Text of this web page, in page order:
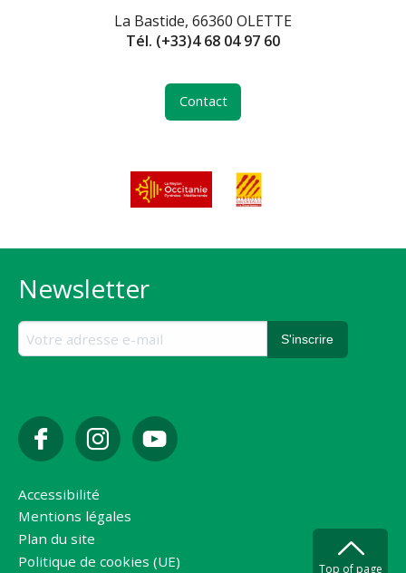
La Bastide, 66360 OLETTE
Tél. (+33)4 68 04 97 60
Contact
Newsletter
Accessibilité
Mentions légales
Plan du site
Politique de cookies (UE)
Top of page